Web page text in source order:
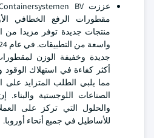
مقطورات الرفع الخطافي
منتجات جديدة توفر مزيدا من
جديدة وخفيفة الوزن
أكثر كفاءة في استهلاك
مما يلبي الطلب المتزايد على
الصناعات اللوجستية والبناء.
والحلول التي تركز على
للأساطيل في جميع أنحاء أوروبا.